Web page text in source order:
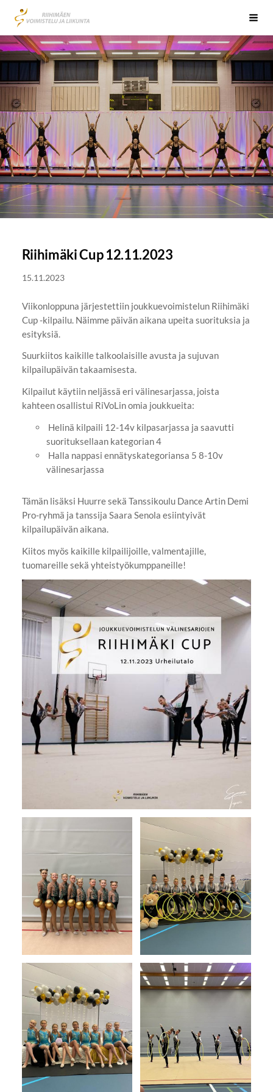
Siirry
sivun
sisältöön
Riihimäen Voimistelu ja Liikunta RiVoLi ry
Riihimäki Cup 12.11.2023
15.11.2023
Viikonloppuna järjestettiin joukkuevoimistelun Riihimäki
Cup -kilpailu. Näimme päivän aikana upeita suorituksia ja
esityksiä.
Suurkiitos kaikille talkoolaisille avusta ja sujuvan
kilpailupäivän takaamisesta.
Kilpailut käytiin neljässä eri välinesarjassa, joista
kahteen osallistui RiVoLin omia joukkueita:
Helinä kilpaili 12-14v kilpasarjassa ja saavutti
suorituksellaan kategorian 4
Halla nappasi ennätyskategoriansa 5 8-10v
välinesarjassa
Tämän lisäksi Huurre sekä Tanssikoulu Dance Artin Demi
Pro-ryhmä ja tanssija Saara Senola esiintyivät
kilpailupäivän aikana.
Kiitos myös kaikille kilpailijoille, valmentajille,
tuomareille sekä yhteistyökumppaneille!